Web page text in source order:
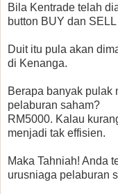
Bila Kentrade telah
button BUY dan
Duit itu pula akan
di Kenanga.
Berapa banyak pulak
pelaburan saham?
RM5000. Kalau
menjadi tak effisien.
Maka Tahniah! Anda
urusniaga pelaburan